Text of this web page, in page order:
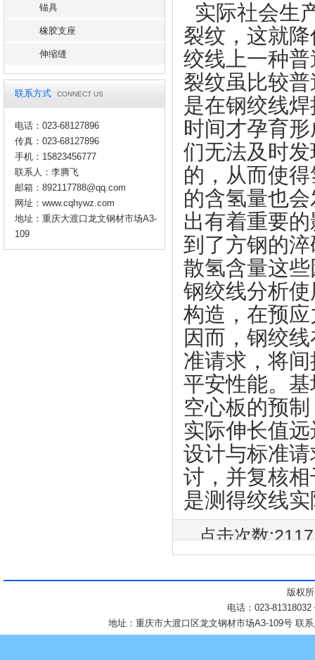
实际社会生
裂纹，这就
绞线上一种
裂纹虽比较
是在钢绞线
时间才孕育
们无法及时
的，从而使
的含氢量也
出有着重要
到了方钢的
散氢含量这
钢绞线分析
构造，在预
因而，钢绞
准请求，将
平安性能。
空心板的预
实际伸长值
设计与标准
讨，并复核
是测得绞线
点击次数:
锚具
橡胶支座
伸缩缝
联系方式 CONNECT US
电话：023-68127896
传真：023-68127896
手机：15823456777
联系人：李腾飞
邮箱：892117788@qq.com
网址： www.cqhywz.com
地址：重庆大渡口龙文钢材市场A3-
109
版权
电话：023-
地址：重庆市大渡口区龙文钢材市场A3-109号 联